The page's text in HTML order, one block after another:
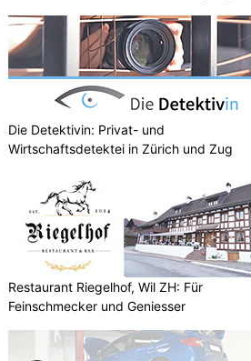
Die Detektivin: Privat- und
Wirtschaftsdetektei in Zürich und Zug
Restaurant Riegelhof, Wil ZH: Für
Feinschmecker und Geniesser